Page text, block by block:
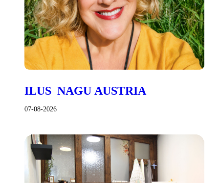
ILUS NAGU AUSTRIA
07-08-2026